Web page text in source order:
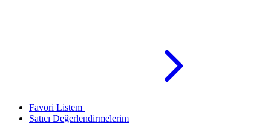
Favori Listem
Satıcı Değerlendirmelerim